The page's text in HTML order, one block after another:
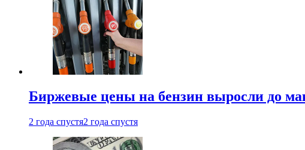
Биржевые цены на бензин выросли до
2 года спустя2 года спустя